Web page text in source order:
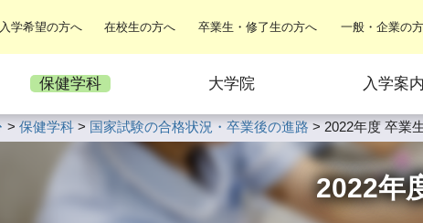
入学希望の方へ 在校生の方へ 卒業生・修了生の方へ 一般・企業の
保健学科 大学院 入学案内
HOME
> 保健学科 > 国家試験の合格状況・卒業後の進路 > 2022年度 卒業
2022年